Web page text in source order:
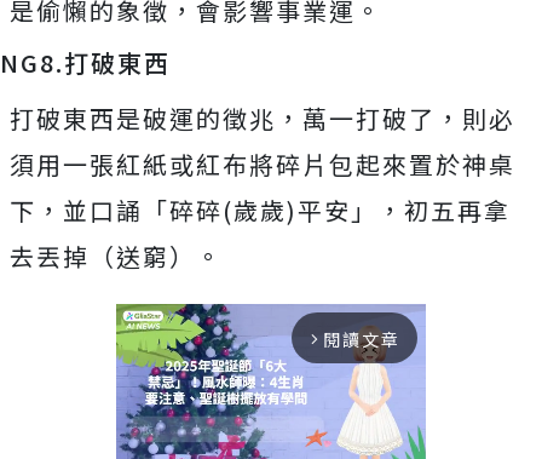
是偷懶的象徵，會影響事業運。
NG8.打破東西
打破東西是破運的徵兆，萬一打破了，則必
須用一張紅紙或紅布將碎片包起來置於神桌
下，並口誦「碎碎(歲歲)平安」，初五再拿
去丟掉（送窮）。
arrow_forward_ios 閱讀文章